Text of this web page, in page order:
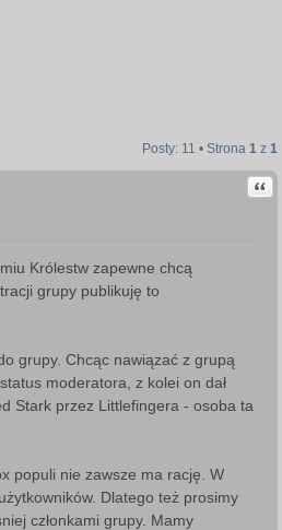
Posty: 11 • Strona 1 z 1
Cytuj
Królestw zapewne chcą
grupy publikuję to
grupy. Chcąc nawiązać z grupą
moderatora, z kolei on dał
Stark przez Littlefingera - osoba ta
populi nie zawsze ma rację. W
Dlatego też prosimy
członkami grupy. Mamy